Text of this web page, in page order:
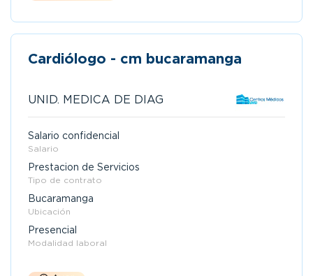
Cardiólogo - cm bucaramanga
UNID. MEDICA DE DIAG
Salario confidencial
Salario
Prestacion de Servicios
Tipo de contrato
Bucaramanga
Ubicación
Presencial
Modalidad laboral